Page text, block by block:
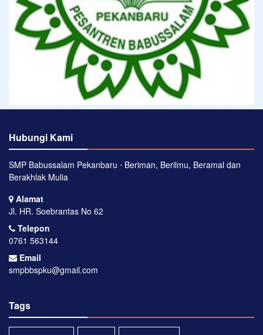
Hubungi Kami
SMP Babussalam Pekanbaru ⋅ Beriman, Berilmu, Beramal dan
Berakhlak Mulia
Alamat
Jl. HR. Soebrantas No 62
Telepon
0761 563144
Email
smpbbspku@gmail.com
Tags